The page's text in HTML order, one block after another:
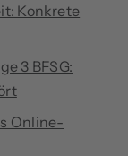
Konkrete
3 BFSG:
Online-